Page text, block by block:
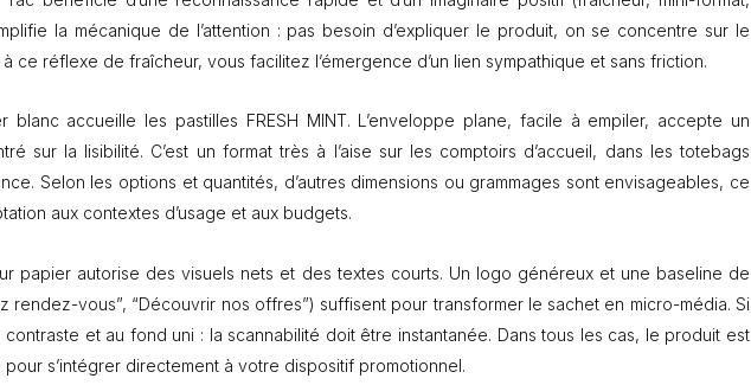
h
e
p
p
i
p
e
la mécanique de l’attention : pas besoin d’expliquer le produit, on se concentre sur le
ce réflexe de fraîcheur, vous facilitez l’émergence d’un lien sympathique et sans friction.
accueille les pastilles FRESH MINT. L’enveloppe plane, facile à empiler, accepte un
sur la lisibilité. C’est un format très à l’aise sur les comptoirs d’accueil, dans les totebags
Selon les options et quantités, d’autres dimensions ou grammages sont envisageables, ce
aux contextes d’usage et aux budgets.
papier autorise des visuels nets et des textes courts. Un logo généreux et une baseline de
rendez-vous”, “Découvrir nos offres”) suffisent pour transformer le sachet en micro-média. Si
et au fond uni : la scannabilité doit être instantanée. Dans tous les cas, le produit est
s’intégrer directement à votre dispositif promotionnel.